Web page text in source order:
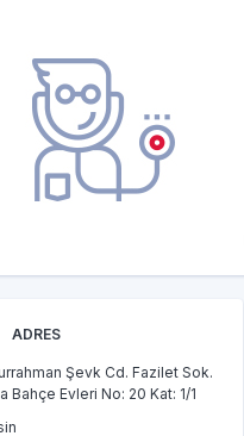
ADRES
Şevk Cd. Fazilet Sok.
Bahçe Evleri No: 20 Kat: 1/1